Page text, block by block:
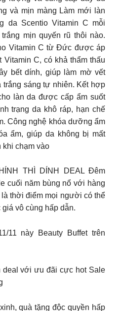
và mịn màng Làm mới làn
da Scentio Vitamin C mỗi
mịn quyến rũ thôi nào.
Vitamin C từ Đức được áp
Vitamin C, có khả thẩm thấu
bết dính, giúp làm mờ vết
sáng tự nhiên. Kết hợp
làn da được cấp ẩm suốt
trạng da khô ráp, hạn chế
Công nghệ khóa dưỡng ẩm
ẩm, giúp da không bị mất
khi chạm vào
THÌ DÍNH DEAL Đêm
cuối năm bùng nổ với hàng
thời điểm mọi người có thể
vô cùng hấp dẫn.
11 này Beauty Buffet trên
với ưu đãi cực hot Sale
quà tặng độc quyền hấp